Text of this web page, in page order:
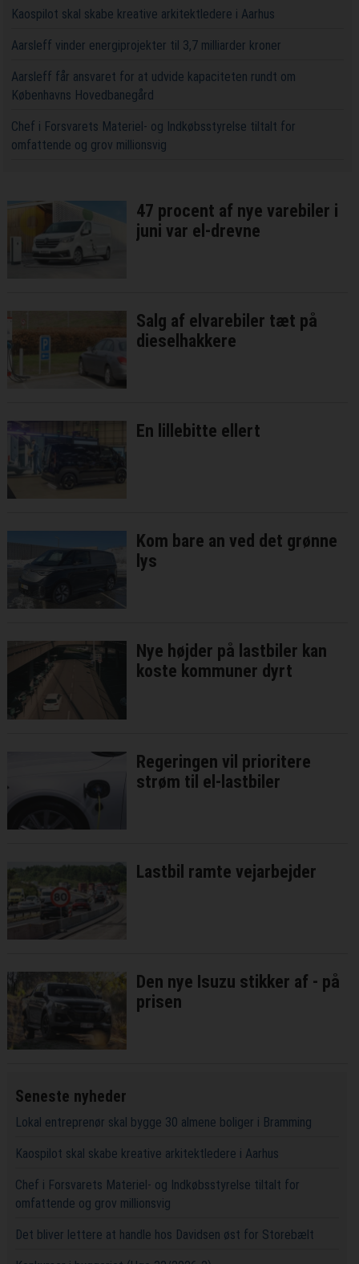
Kaospilot skal skabe kreative arkitektledere i Aarhus
Aarsleff vinder energiprojekter til 3,7 milliarder kroner
Aarsleff får ansvaret for at udvide kapaciteten rundt om
Københavns Hovedbanegård
Chef i Forsvarets Materiel- og Indkøbsstyrelse tiltalt for
omfattende og grov millionsvig
47 procent af nye varebiler i
juni var el-drevne
Salg af elvarebiler tæt på
dieselhakkere
En lillebitte ellert
Kom bare an ved det grønne
lys
Nye højder på lastbiler kan
koste kommuner dyrt
Regeringen vil prioritere
strøm til el-lastbiler
Lastbil ramte vejarbejder
Den nye Isuzu stikker af - på
prisen
Seneste nyheder
Lokal entreprenør skal bygge 30 almene boliger i Bramming
Kaospilot skal skabe kreative arkitektledere i Aarhus
Chef i Forsvarets Materiel- og Indkøbsstyrelse tiltalt for
omfattende og grov millionsvig
Det bliver lettere at handle hos Davidsen øst for Storebælt